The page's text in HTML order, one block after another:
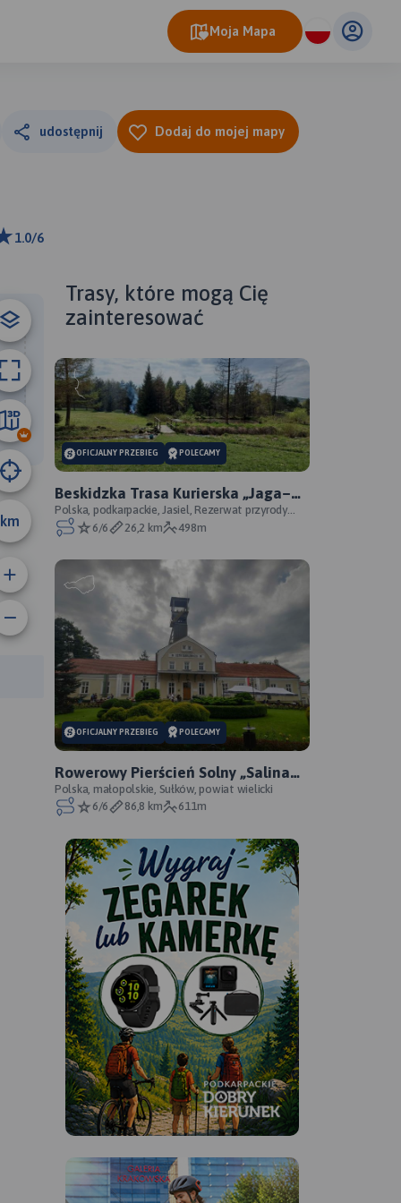
Moja Mapa
udostępnij Dodaj do mojej mapy
1.0/6
km
km
trasy:
Trasy, które mogą Cię
zainteresować
OFICJALNY PRZEBIEG POLECAMY
Beskidzka Trasa Kurierska „Jaga–
Kora”
Polska, podkarpackie, Jasiel, Rezerwat przyrody
Źródliska Jasiołki, Jaśliski Park Krajobrazowy, powi
6/6 26,2 km 498m
OFICJALNY PRZEBIEG POLECAMY
Rowerowy Pierścień Solny „Salina
Cracoviensis” - oficjalny przebieg
Polska, małopolskie, Sułków, powiat wielicki
6/6
86,8 km 611m